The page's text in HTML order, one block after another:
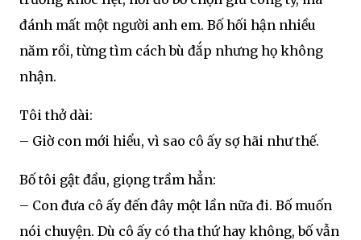
đánh mất một người anh em. Bố hối hận nhiều
năm rồi, từng tìm cách bù đắp nhưng họ không
nhận.
Tôi thở dài:
– Giờ con mới hiểu, vì sao cô ấy sợ hãi như thế.
Bố tôi gật đầu, giọng trầm hẳn:
– Con đưa cô ấy đến đây một lần nữa đi. Bố muốn
nói chuyện. Dù cô ấy có tha thứ hay không, bố vẫn